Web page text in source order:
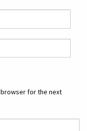
for the next